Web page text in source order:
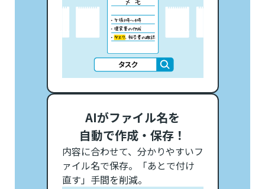
AIがファイル名を
自動で作成・保存！
内容に合わせて、分かりやすいフ
ァイル名で保存。「あとで付け
直す」手間を削減。